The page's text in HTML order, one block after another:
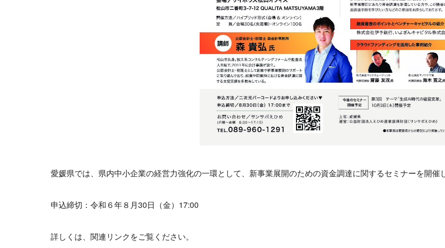
愛媛県では、県内中小企業の経営力強化の一環として、新事業展開のための資金調達に関するセミナーを開催
申込締切：令和６年８月30日（金）17:00
詳しくは、関連リンクをご覧ください。